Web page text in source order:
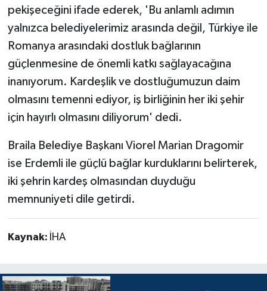
pekişeceğini ifade ederek, 'Bu anlamlı adımın
yalnızca belediyelerimiz arasında değil, Türkiye ile
Romanya arasındaki dostluk bağlarının
güçlenmesine de önemli katkı sağlayacağına
inanıyorum. Kardeşlik ve dostluğumuzun daim
olmasını temenni ediyor, iş birliğinin her iki şehir
için hayırlı olmasını diliyorum' dedi.
Braila Belediye Başkanı Viorel Marian Dragomir
ise Erdemli ile güçlü bağlar kurduklarını belirterek,
iki şehrin kardeş olmasından duyduğu
memnuniyeti dile getirdi.
Kaynak: İHA